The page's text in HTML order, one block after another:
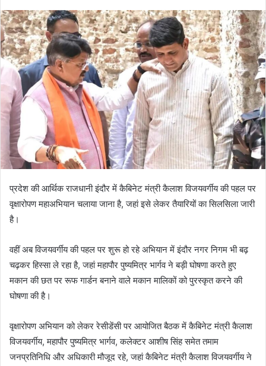
प्रदेश की आर्थिक राजधानी इंदौर में कैबिनेट मंत्री कैलाश विजयवर्गीय की पहल पर
वृक्षारोपण महाअभियान चलाया जाना है, जहां इसे लेकर तैयारियों का सिलसिला जारी
है।
वहीं अब विजयवर्गीय की पहल पर शुरू हो रहे अभियान में इंदौर नगर निगम भी बढ़
चढ़कर हिस्सा ले रहा है, जहां महापौर पुष्यमित्र भार्गव ने बड़ी घोषणा करते हुए
मकान की छत पर रूफ गार्डन बनाने वाले मकान मालिकों को पुरस्कृत करने की
घोषणा की है।
वृक्षारोपण अभियान को लेकर रेसीडेंसी पर आयोजित बैठक में कैबिनेट मंत्री कैलाश
विजयवर्गीय, महापौर पुष्यमित्र भार्गव, कलेक्टर आशीष सिंह समेत तमाम
जनप्रतिनिधि और अधिकारी मौजूद रहे, जहां कैबिनेट मंत्री कैलाश विजयवर्गीय ने